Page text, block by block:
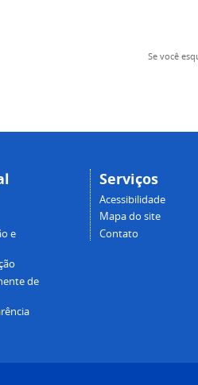
Se você
e
de
Serviços
Acessibilidade
Mapa do site
Contato